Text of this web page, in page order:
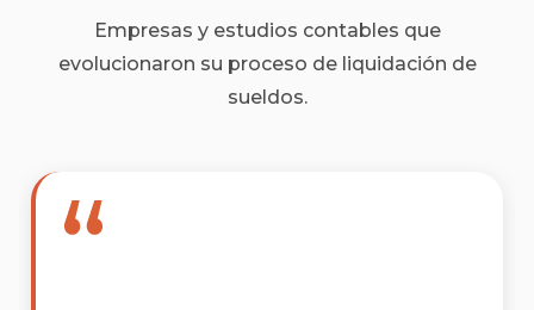
Empresas y estudios contables que
evolucionaron su proceso de liquidación de
sueldos.